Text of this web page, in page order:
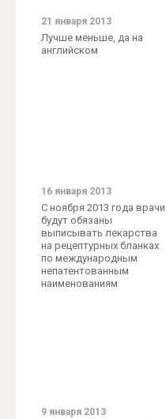
21 января 2013
Лучше меньше, да на
английском
16 января 2013
С ноября 2013 года врачи
будут обязаны
выписывать лекарства
на рецептурных бланках
по международным
непатентованным
наименованиям
9 января 2013